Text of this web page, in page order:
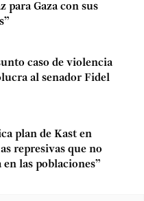
para Gaza con sus
caso de violencia
al senador Fidel
plan de Kast en
represivas que no
las poblaciones”